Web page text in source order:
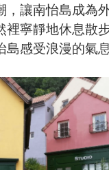
，讓南怡島成為
裡寧靜地休息散
感受浪漫的氣